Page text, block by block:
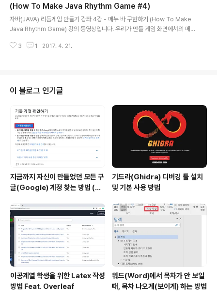
(How To Make Java Rhythm Game #4)
자바(JAVA) 리듬게임 만들기 강좌 4강 - 메뉴 바 구현하기 (How To Make
Java Rhythm Game) 강의 동영상입니다. 우리가 만들 게임 화면에서의 메뉴
동영상을 올립니다.
3 1 2017. 4. 21.
이 블로그 인기글
지금까지 자신이 만들었던 모든 구
글(Google) 계정 찾는 방법 (핸
기드라(Ghidra) 디버깅 툴 설치
및 기본 사용 방법
이공계열 학생을 위한 Latex 작성
방법 Feat. Overleaf
워드(Word)에서 목차가 안 보일
때, 목차 나오게(보이게) 하는 방법